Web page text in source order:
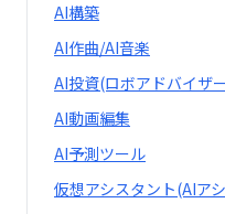
AI構築
AI作曲/AI音楽
AI投資(ロボアドバイザ
AI動画編集
AI予測ツール
仮想アシスタント(AIア